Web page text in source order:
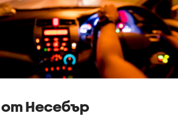
от Несебър